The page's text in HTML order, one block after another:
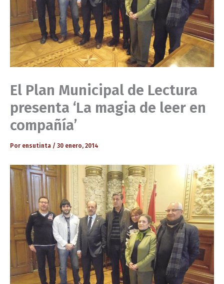
El Plan Municipal de Lectura
presenta ‘La magia de leer en
compañía’
Por ensutinta / 30 enero, 2014